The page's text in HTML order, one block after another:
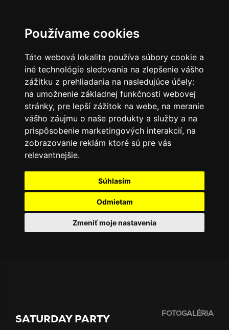
Používame cookies
Táto webová lokalita používa súbory cookie a
iné technológie sledovania na zlepšenie vášho
zážitku z prehliadania na nasledujúce účely:
na umožnenie základnej funkčnosti webovej
stránky, pre lepší zážitok na webe, na meranie
vášho záujmu o naše produkty a služby a na
prispôsobenie marketingových interakcií, na
zobrazovanie reklám ktoré sú pre vás
relevantnejšie.
Súhlasím
Odmietam
Zmeniť moje nastavenia
SATURDAY PARTY
FOTOGALÉRIA